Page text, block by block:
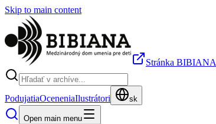
Skip to main content
Stránka BIBIANA
PodujatiaOceneniaIlustrátori sk
Open main menu